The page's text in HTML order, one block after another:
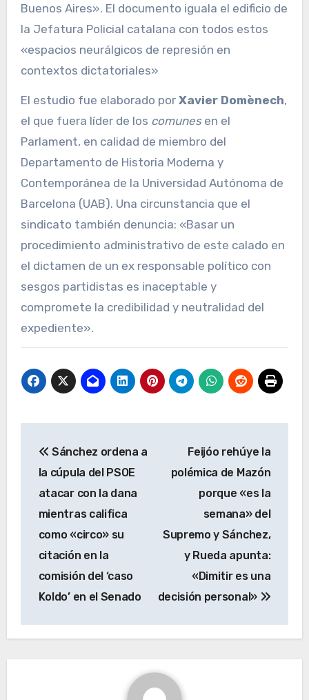
Buenos Aires». El documento iguala el edificio de
la Jefatura Policial catalana con todos estos
«espacios neurálgicos de represión en
contextos dictatoriales»
El estudio fue elaborado por Xavier Domènech,
el que fuera líder de los comunes en el
Parlament, en calidad de miembro del
Departamento de Historia Moderna y
Contemporánea de la Universidad Autónoma de
Barcelona (UAB). Una circunstancia que el
sindicato también denuncia: «Basar un
procedimiento administrativo de este calado en
el dictamen de un ex responsable político con
sesgos partidistas es inaceptable y
compromete la credibilidad y neutralidad del
expediente».
de
entradas
Sánchez ordena a
la cúpula del PSOE
atacar con la dana
mientras califica
como «circo» su
citación en la
comisión del ‘caso
Koldo’ en el Senado
Feijóo rehúye la
polémica de Mazón
porque «es la
semana» del
Supremo y Sánchez,
y Rueda apunta:
«Dimitir es una
decisión personal»